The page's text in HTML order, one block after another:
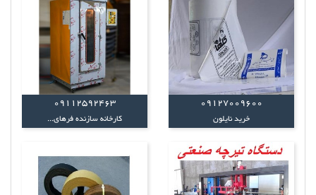
09127009600
خرید نایلون
09112592463
کارخانه سازنده فرهای...